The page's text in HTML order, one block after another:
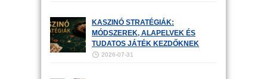
KASZINÓ STRATÉGIÁK:
MÓDSZEREK, ALAPELVEK ÉS
TUDATOS JÁTÉK KEZDŐKNEK
2026-07-31